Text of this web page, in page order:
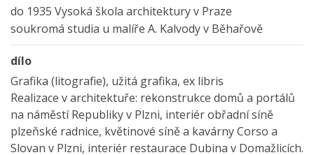
do 1935 Vysoká škola architektury v Praze
soukromá studia u malíře A. Kalvody v Běhařově
dílo
Grafika (litografie), užitá grafika, ex libris
Realizace v architektuře: rekonstrukce domů a portálů
na náměstí Republiky v Plzni, interiér obřadní síně
plzeňské radnice, květinové síně a kavárny Corso a
Slovan v Plzni, interiér restaurace Dubina v Domažlicích.